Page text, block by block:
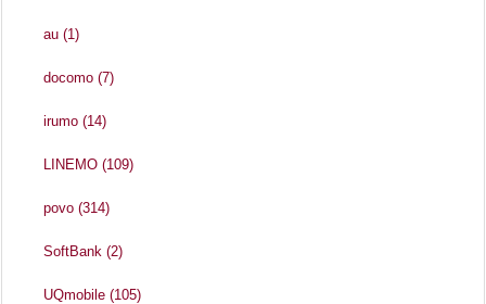
au(1)
docomo(7)
irumo(14)
LINEMO(109)
povo(314)
SoftBank(2)
UQmobile(105)